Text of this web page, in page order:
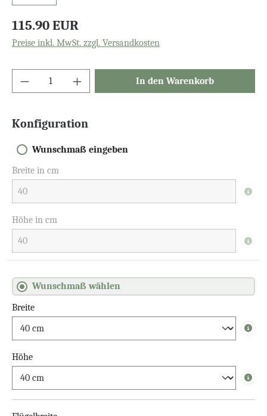
115.90 EUR
Preise inkl. MwSt. zzgl. Versandkosten
In den Warenkorb
Konfiguration
Wunschmaß eingeben
Breite in cm
Info
Höhe in cm
Info
Wunschmaß wählen
Breite
Info
Höhe
Info